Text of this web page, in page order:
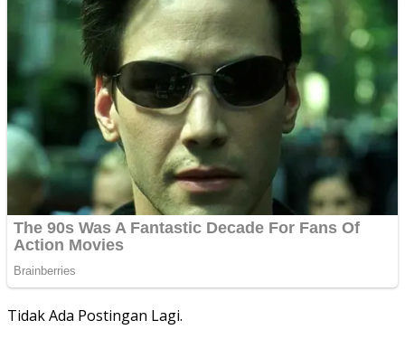
Tidak Ada Postingan Lagi.